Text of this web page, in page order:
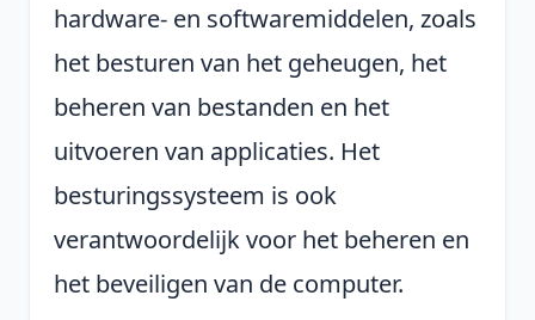
hardware- en softwaremiddelen, zoals
het besturen van het geheugen, het
beheren van bestanden en het
uitvoeren van applicaties. Het
besturingssysteem is ook
verantwoordelijk voor het beheren en
het beveiligen van de computer.